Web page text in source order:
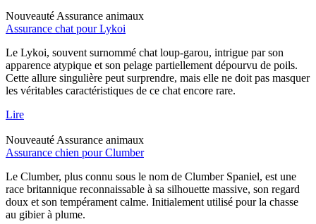
Nouveauté Assurance animaux
Assurance chat pour Lykoi
Le Lykoi, souvent surnommé chat loup-garou, intrigue par son
apparence atypique et son pelage partiellement dépourvu de poils.
Cette allure singulière peut surprendre, mais elle ne doit pas masquer
les véritables caractéristiques de ce chat encore rare.
Lire
Nouveauté Assurance animaux
Assurance chien pour Clumber
Le Clumber, plus connu sous le nom de Clumber Spaniel, est une
race britannique reconnaissable à sa silhouette massive, son regard
doux et son tempérament calme. Initialement utilisé pour la chasse
au gibier à plume.